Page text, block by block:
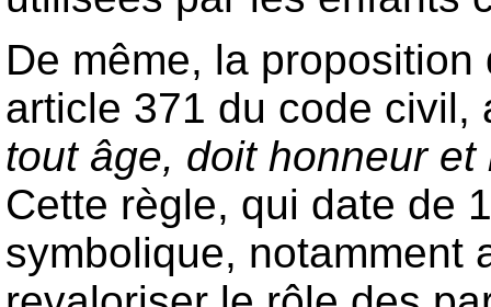
De même, la
article 371 du code
tout âge, doit honneur
Cette règle, qui date de
symbolique, notamment